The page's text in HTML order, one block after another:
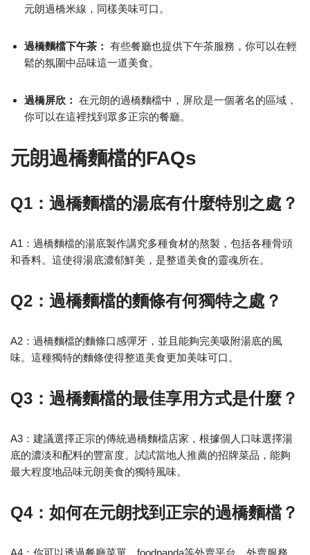
元朗過橋米線，同樣美味可口。
過橋麵檔下午茶： 有些餐廳也提供下午茶服務，你可以在輕
鬆的氛圍中品味這一道美食。
過橋屏欣： 在元朗的過橋麵檔中，屏欣是一個著名的區域，
你可以在這裡找到眾多正宗的餐廳。
元朗過橋麵檔的FAQs
Q1：過橋麵檔的湯底有什麼特別之處？
A1：過橋麵檔的湯底製作講究多種食材的熬製，包括各種骨頭
和香料。這使得湯底濃郁鮮美，是整道美食的靈魂所在。
Q2：過橋麵檔的麵條有何獨特之處？
A2：過橋麵檔的麵條口感彈牙，並且能夠完美吸附湯底的風
味。這種獨特的麵條使得整道美食更加美味可口。
Q3：過橋麵檔的最佳享用方式是什麼？
A3：建議選擇正宗的傳統過橋麵檔店家，根據個人口味選擇湯
底的濃淡和配料的豐富度。試試當地人推薦的招牌菜品，能夠
最大程度地品味元朗美食的獨特風味。
Q4：如何在元朗找到正宗的過橋麵檔？
A4：你可以透過餐廳菜單、foodpanda等外賣平台、外賣服務、